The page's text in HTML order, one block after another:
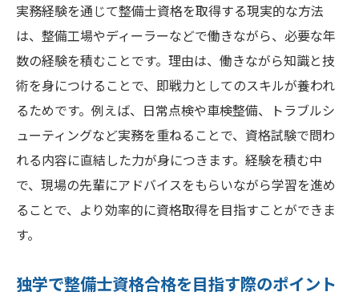
実務経験を通じて整備士資格を取得する現実的な方法
は、整備工場やディーラーなどで働きながら、必要な年
数の経験を積むことです。理由は、働きながら知識と技
術を身につけることで、即戦力としてのスキルが養われ
るためです。例えば、日常点検や車検整備、トラブルシ
ューティングなど実務を重ねることで、資格試験で問わ
れる内容に直結した力が身につきます。経験を積む中
で、現場の先輩にアドバイスをもらいながら学習を進め
ることで、より効率的に資格取得を目指すことができま
す。
独学で整備士資格合格を目指す際のポイント